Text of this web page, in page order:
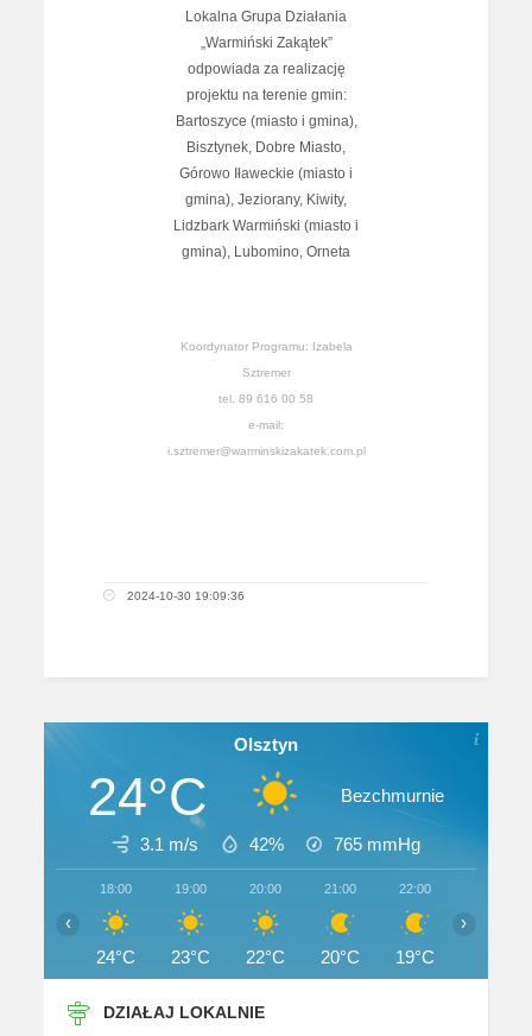
Lokalna Grupa Działania
„Warmiński Zakątek”
odpowiada za realizację
projektu na terenie gmin:
Bartoszyce (miasto i gmina),
Bisztynek, Dobre Miasto,
Górowo Iławeckie (miasto i
gmina), Jeziorany, Kiwity,
Lidzbark Warmiński (miasto i
gmina), Lubomino, Orneta
Koordynator Programu: Izabela
Sztremer
tel. 89 616 00 58
e-mail:
i.sztremer@warminskizakatek.com.pl
2024-10-30 19:09:36
Olsztyn
24°C Bezchmurnie
3.1 m/s 42% 765 mmHg
18:00
24°C
19:00
23°C
20:00
22°C
21:00
20°C
22:00
19°C
‹ ›
DZIAŁAJ LOKALNIE